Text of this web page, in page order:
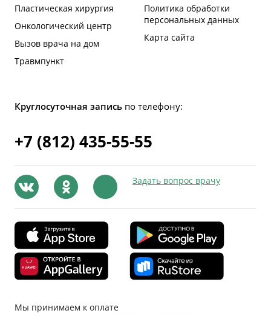
Пластическая хирургия
Онкологический центр
Вызов врача на дом
Травмпункт
Политика обработки
персональных данных
Карта сайта
Круглосуточная запись по телефону:
+7 (812) 435-55-55
Задать вопрос врачу
Мы принимаем к оплате